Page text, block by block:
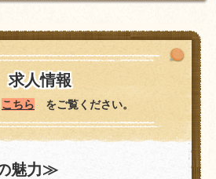
求人情報
こちら をご覧ください。
魅力≫